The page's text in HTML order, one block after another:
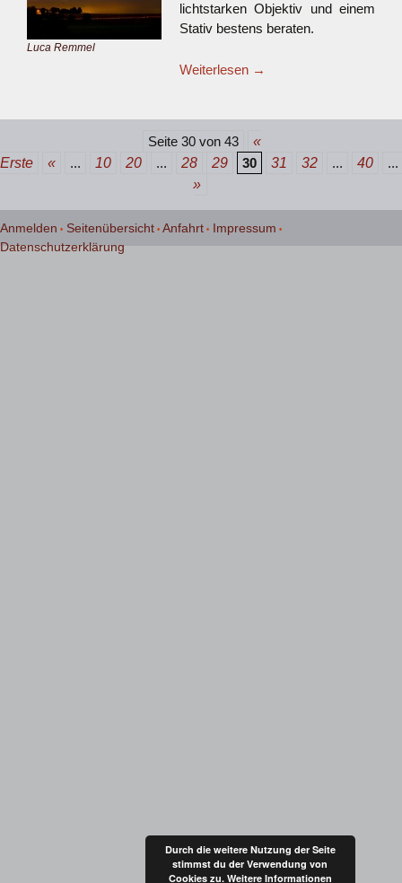
Luca Remmel
lichtstarken Objektiv und einem
Stativ bestens beraten.
Weiterlesen →
Seite 30 von 43
«
Erste
« ... 10 20 ... 28 29 30 31 32 ... 40
...
»
Anmelden Seitenübersicht Anfahrt
Impressum
Datenschutzerklärung
Durch die weitere Nutzung der Seite
stimmst du der Verwendung von
Cookies zu. Weitere Informationen